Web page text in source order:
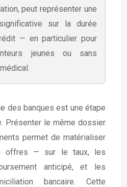
peut représenter une
sur la durée
— en particulier pour
jeunes ou sans
des banques est une étape
Présenter le même dossier
permet de matérialiser
offres — sur le taux, les
anticipé, et les
bancaire. Cette